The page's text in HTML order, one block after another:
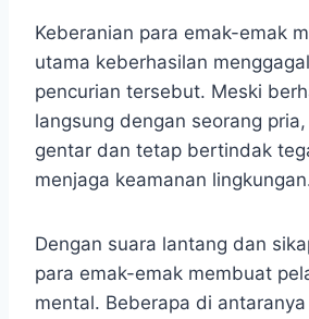
Keberanian para emak-emak
utama keberhasilan
pencurian tersebut. Meski
langsung dengan seorang
gentar dan tetap bertindak
menjaga keamanan
Dengan suara lantang dan
para emak-emak membuat
mental. Beberapa di